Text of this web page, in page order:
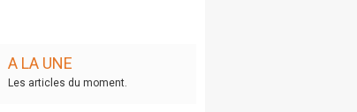
A LA UNE
Les articles du moment.